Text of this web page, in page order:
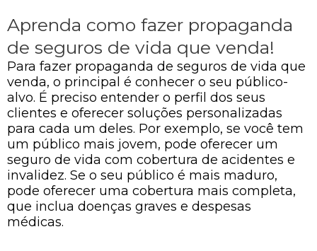
Aprenda como fazer propaganda
de seguros de vida que venda!
Para fazer propaganda de seguros de vida que
venda, o principal é conhecer o seu público-
alvo. É preciso entender o perfil dos seus
clientes e oferecer soluções personalizadas
para cada um deles. Por exemplo, se você tem
um público mais jovem, pode oferecer um
seguro de vida com cobertura de acidentes e
invalidez. Se o seu público é mais maduro,
pode oferecer uma cobertura mais completa,
que inclua doenças graves e despesas
médicas.